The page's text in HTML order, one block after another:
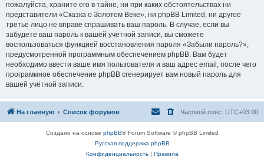
пожалуйста, храните его в тайне, ни при каких обстоятельствах ни
представители «Сказка о Золотом Веке», ни phpBB Limited, ни другое
третье лицо не вправе спрашивать ваш пароль. В случае, если вы
забудете ваш пароль к вашей учётной записи, вы сможете
воспользоваться функцией восстановления пароля «Забыли пароль?»,
предусмотренной программным обеспечением phpBB. Вам будет
необходимо ввести ваше имя пользователя и ваш адрес email, после чего
программное обеспечение phpBB сгенерирует вам новый пароль для
вашей учётной записи.
На главную Список форумов Часовой пояс: UTC+03:00
Создано на основе phpBB® Forum Software © phpBB Limited
Русская поддержка phpBB
Конфиденциальность| Правила